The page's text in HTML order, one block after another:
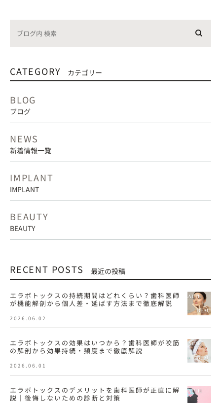
CATEGORY カテゴリー
BLOG
ブログ
NEWS
新着情報一覧
IMPLANT
IMPLANT
BEAUTY
BEAUTY
RECENT POSTS 最近の投稿
エラボトックスの持続期間はどれくらい？歯科医師
が機能解剖から個人差・延ばす方法まで徹底解説
2026.06.02
エラボトックスの効果はいつから？歯科医師が咬筋
の解剖から効果持続・頻度まで徹底解説
2026.06.01
エラボトックスのデメリットを歯科医師が正直に解
説｜後悔しないための診断と対策